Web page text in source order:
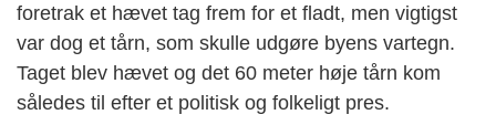
foretrak et hævet tag frem for et fladt, men vigtigst
var dog et tårn, som skulle udgøre byens vartegn.
Taget blev hævet og det 60 meter høje tårn kom
således til efter et politisk og folkeligt pres.